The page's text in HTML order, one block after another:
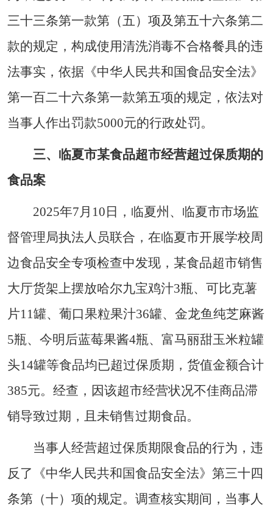
三十三条第一款第（五）项及第五十六条第二
款的规定，构成使用清洗消毒不合格餐具的违
法事实，依据《中华人民共和国食品安全法》
第一百二十六条第一款第五项的规定，依法对
当事人作出罚款5000元的行政处罚。
三、临夏市某食品超市经营超过保质期的
食品案
2025年7月10日，临夏州、临夏市市场监
督管理局执法人员联合，在临夏市开展学校周
边食品安全专项检查中发现，某食品超市销售
大厅货架上摆放哈尔九宝鸡汁3瓶、可比克薯
片11罐、葡口果粒果汁36罐、金龙鱼纯芝麻酱
5瓶、今明后蓝莓果酱4瓶、富马丽甜玉米粒罐
头14罐等食品均已超过保质期，货值金额合计
385元。经查，因该超市经营状况不佳商品滞
销导致过期，且未销售过期食品。
当事人经营超过保质期限食品的行为，违
反了《中华人民共和国食品安全法》第三十四
条第（十）项的规定。调查核实期间，当事人